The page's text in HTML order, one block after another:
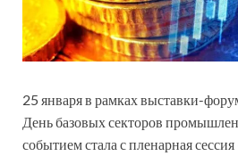
25 января в рамках выставки-
День базовых секторов
событием стала с пленарная